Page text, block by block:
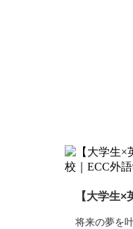
【大学生
将来の夢を